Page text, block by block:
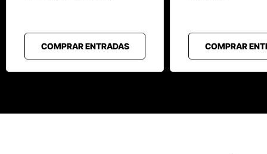
COMPRAR ENTRADAS COMPRAR